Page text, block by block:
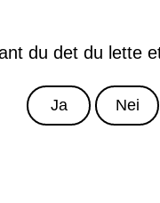
du det du lette
Ja Nei